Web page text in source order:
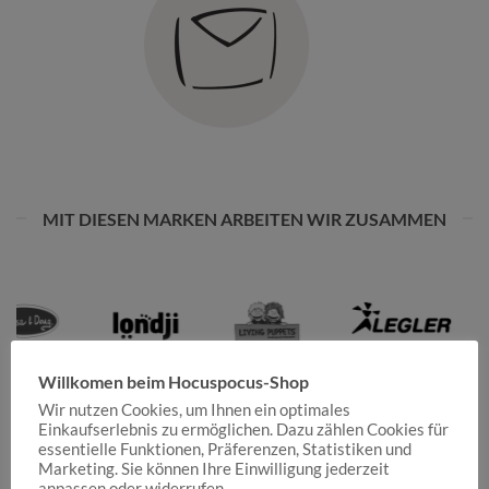
MIT DIESEN MARKEN ARBEITEN WIR ZUSAMMEN
Willkomen beim Hocuspocus-Shop
Wir nutzen Cookies, um Ihnen ein optimales
Einkaufserlebnis zu ermöglichen. Dazu zählen Cookies für
essentielle Funktionen, Präferenzen, Statistiken und
Marketing. Sie können Ihre Einwilligung jederzeit